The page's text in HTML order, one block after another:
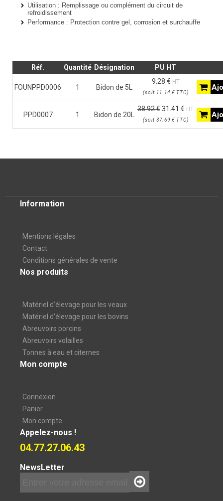
Utilisation : Remplissage ou complément du circuit de
refroidissement
Performance : Protection contre gel, corrosion et surchauffe
Réf. Quantité Désignation PU HT
FOUNPPD0006 1 Bidon de 5L
9.28 € HT
(soit11.14 € TTC)
PPD0007 1 Bidon de 20L
38.92 €31.41 € HT
(soit37.69 € TTC)
Information
Mentions légales
Contact
Conditions générales de vente
Nos produits
Matériel d’élevage pour les veaux
Matériel d'élevage pour les bovins
Abreuvoirs porcins
Abreuvoirs volailles
Tonnes à eau et citernes
Mon compte
Connexion
Panier
Mon compte
Appelez-nous !
04.77.27.06.43
NewsLetter